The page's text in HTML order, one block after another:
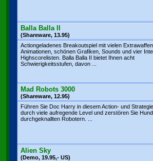
Balla Balla II
(Shareware, 13.95)
Actiongeladenes Breakoutspiel mit vielen
Animationen, schönen Grafiken, Sounds und vier
Highscorelisten. Balla Balla II bietet Ihnen acht
Schwierigkeitsstufen, davon ...
Mad Robots 3000
(Shareware, 12.95)
Führen Sie Doc Harry in diesem Action- und
durch viele aufregende Level und zerstören Sie
durchgeknallten Robotern. ...
Alien Sky
(Demo, 19.95,- US)